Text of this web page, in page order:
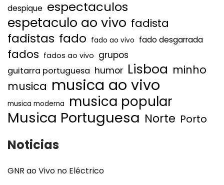
despique espectaculos
espetaculo ao vivo fadista
fadistas fado fado ao vivo fado desgarrada
fados fados ao vivo grupos
guitarra portuguesa humor Lisboa minho
musica musica ao vivo
musica moderna musica popular
Musica Portuguesa Norte Porto
Noticias
GNR ao Vivo no Eléctrico